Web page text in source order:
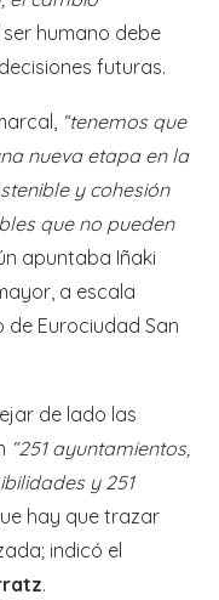
ser humano debe
futuras.
“tenemos que
nueva etapa en la
y cohesión
que no pueden
apuntaba Iñaki
a escala
Eurociudad San
de lado las
“251 ayuntamientos,
y 251
hay que trazar
indicó el
.